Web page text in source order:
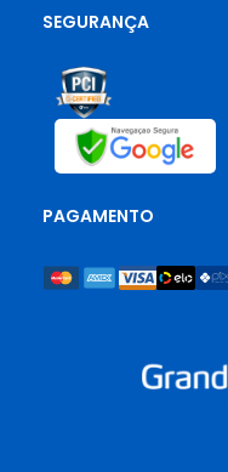
SEGURANÇA
PAGAMENTO